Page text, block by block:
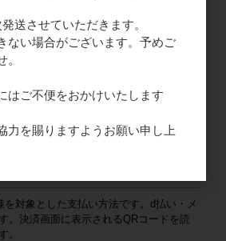
で、新規会員登録をお願いいたします。
同封いたします。末日締め、翌月末払い
を対象とした支払い方法です。VISA /
Express / Diners Club がご利用いた
対象とした支払い方法です。d払い・メ
。決済画面に表示されるQRコードを読
。
送させていただきます。
ない場合がございます。予めご
はご不便をおかけいたします
力を賜りますようお願い申し上